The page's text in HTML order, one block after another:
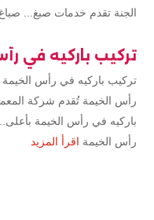
الجنة تقدم خدمات صبغ...
تركيب باركيه في
تركيب باركيه في رأس
رأس الخيمة تُقدم شركة
باركيه في رأس الخيمة
رأس الخيمة اقرأ المزيد